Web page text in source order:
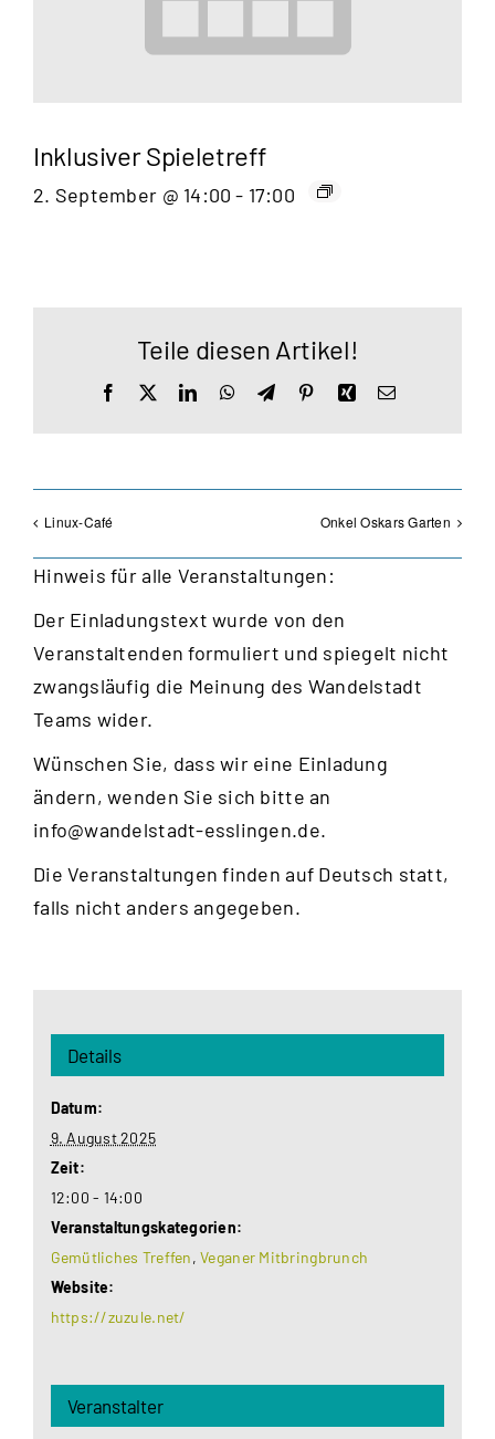
Inklusiver Spieletreff
2. September @ 14:00 - 17:00
Teile diesen Artikel!
Facebook LinkedInWhatsApp
TelegramPinterestXingE-
Linux-Café Onkel Oskars Garten
Hinweis für alle Veranstaltungen:
Der Einladungstext wurde von den
Veranstaltenden formuliert und spiegelt nicht
zwangsläufig die Meinung des Wandelstadt
Teams wider.
Wünschen Sie, dass wir eine Einladung
ändern, wenden Sie sich bitte an
info@wandelstadt-esslingen.de.
Die Veranstaltungen finden auf Deutsch statt,
falls nicht anders angegeben.
Details
Datum:
9. August 2025
Zeit:
12:00 - 14:00
Veranstaltungskategorien:
Gemütliches Treffen,Veganer Mitbringbrunch
Website:
https://zuzule.net/
Veranstalter